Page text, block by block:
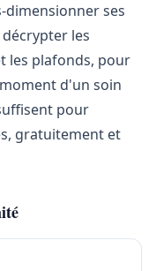
dimensionner ses
les
les plafonds, pour
d'un soin
pour
gratuitement et